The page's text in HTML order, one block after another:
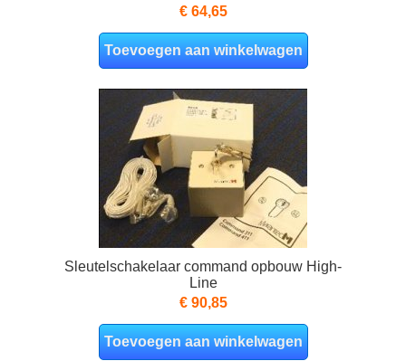
€ 64,65
Toevoegen aan winkelwagen
Sleutelschakelaar command opbouw High-
Line
€ 90,85
Toevoegen aan winkelwagen